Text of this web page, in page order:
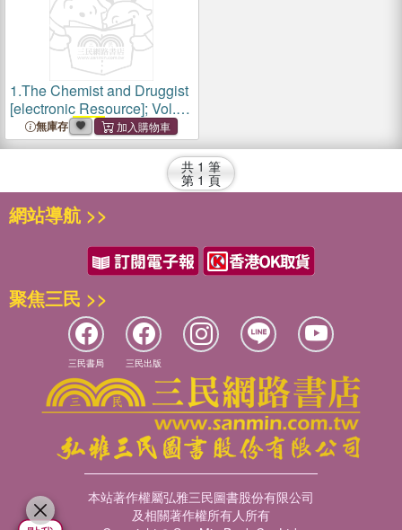
1.The Chemist and Druggist
[electronic Resource]; Vol.
148 = no.3532(1 Nov.
1947)
無庫存
共 1 筆
第 1 頁
網站導航 >>
聚焦三民 >>
三民書局 三民出版
本站著作權屬弘雅三民圖書股份有限公司
及相關著作權所有人所有